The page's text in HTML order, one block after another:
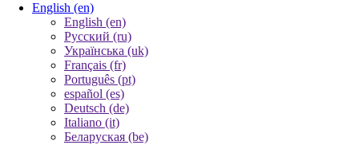
English (en)
English (en)
Русский (ru)
Українська (uk)
Français (fr)
Português (pt)
español (es)
Deutsch (de)
Italiano (it)
Беларуская (be)